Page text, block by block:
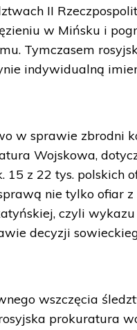
II
w Mińsku i
Tymczasem
indywidualną
w sprawie zbrodni
Wojskowa,
15 z 22 tys. polskich
nie tylko ofiar z
czyli
decyzji
wszczęcia
prokuratura